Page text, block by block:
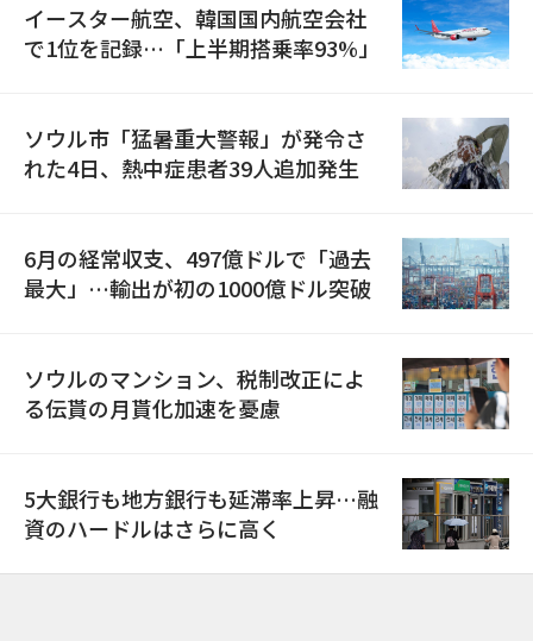
イースター航空、韓国国内航空会社
で1位を記録…「上半期搭乗率93%」
ソウル市「猛暑重大警報」が発令さ
れた4日、熱中症患者39人追加発生
6月の経常収支、497億ドルで「過去
最大」…輸出が初の1000億ドル突破
ソウルのマンション、税制改正によ
る伝貰の月貰化加速を憂慮
5大銀行も地方銀行も延滞率上昇…融
資のハードルはさらに高く